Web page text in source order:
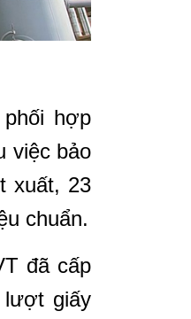
hợp
việc bảo
xuất, 23
chuẩn.
đã cấp
lượt giấy